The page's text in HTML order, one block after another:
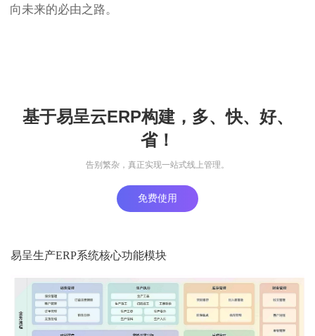
向未来的必由之路。
基于易呈云ERP构建，多、快、好、
省！
告别繁杂，真正实现一站式线上管理。
免费使用
易呈生产ERP系统核心功能模块